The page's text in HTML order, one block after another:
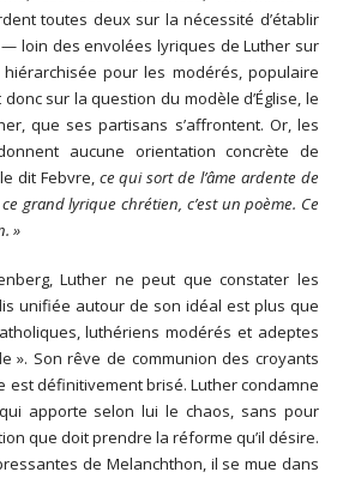
toutes deux sur la nécessité d’établir
— loin des envolées lyriques de Luther sur
hiérarchisée pour les modérés, populaire
sur la question du modèle d’Église, le
que ses partisans s’affrontent. Or, les
aucune orientation concrète de
dit Febvre, ce qui sort de l’âme ardente de
grand lyrique chrétien, c’est un poème. Ce
»
Luther ne peut que constater les
unifiée autour de son idéal est plus que
luthériens modérés et adeptes
». Son rêve de communion des croyants
est définitivement brisé. Luther condamne
apporte selon lui le chaos, sans pour
que doit prendre la réforme qu’il désire.
de Melanchthon, il se mue dans